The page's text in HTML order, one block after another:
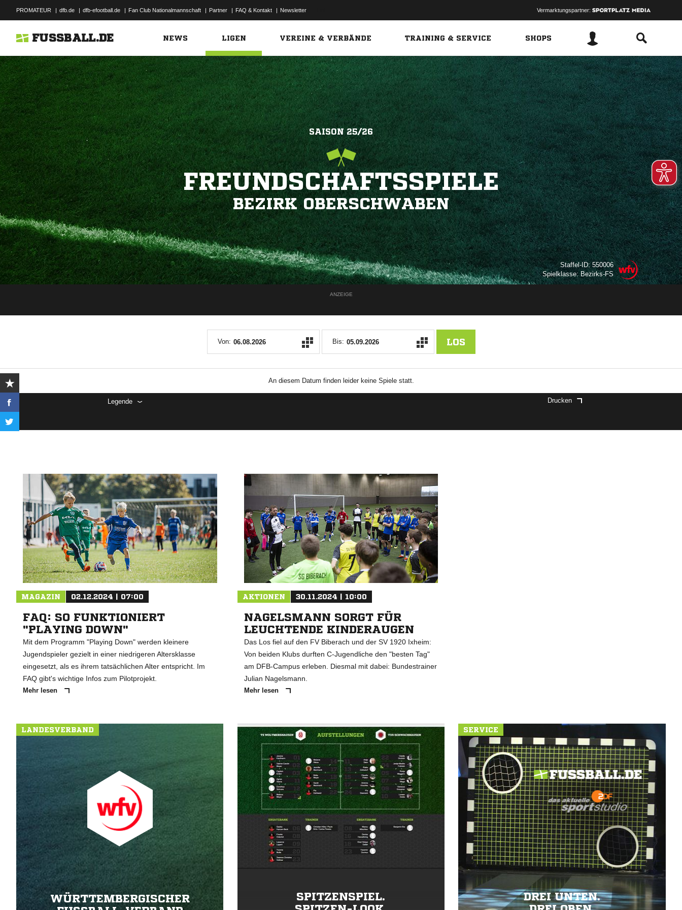
PROMATEUR | dfb.de | dfb-efootball.de | Fan Club Nationalmannschaft | Partner | FAQ & Kontakt | Newsletter Vermarktungspartner:
FUSSBALL.DE NEWS LIGEN VEREINE & VERBÄNDE TRAINING & SERVICE SHOPS
SAISON 25/26
FREUNDSCHAFTSSPIELE
BEZIRK OBERSCHWABEN
Staffel-ID: 550006
Spielklasse: Bezirks-FS
ANZEIGE
Von: Bis: LOS
An diesem Datum finden leider keine Spiele statt.
Legende Drucken
MAGAZIN 02.12.2024 | 07:00
FAQ: SO FUNKTIONIERT
"PLAYING DOWN"
Mit dem Programm "Playing Down" werden kleinere
Jugendspieler gezielt in einer niedrigeren Altersklasse
eingesetzt, als es ihrem tatsächlichen Alter entspricht. Im
FAQ gibt's wichtige Infos zum Pilotprojekt.
Mehr lesen
AKTIONEN 30.11.2024 | 10:00
NAGELSMANN SORGT FÜR
LEUCHTENDE KINDERAUGEN
Das Los fiel auf den FV Biberach und der SV 1920 Ixheim:
Von beiden Klubs durften C-Jugendliche den "besten Tag"
am DFB-Campus erleben. Diesmal mit dabei: Bundestrainer
Julian Nagelsmann.
Mehr lesen
LANDESVERBAND
WÜRTTEMBERGISCHER
SPITZENSPIEL.
SERVICE
DREI UNTEN.